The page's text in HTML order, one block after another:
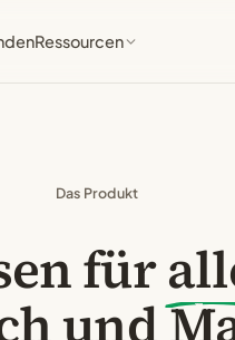
Ressourcen
Das Produkt
für
und